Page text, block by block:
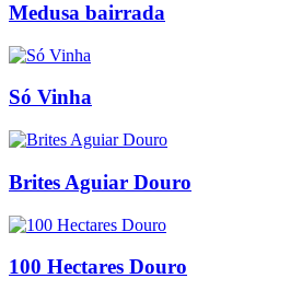
Medusa bairrada
Só Vinha
Brites Aguiar Douro
100 Hectares Douro